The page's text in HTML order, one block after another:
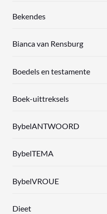
Bekendes
Bianca van Rensburg
Boedels en testamente
Boek-uittreksels
BybelANTWOORD
BybelTEMA
BybelVROUE
Dieet